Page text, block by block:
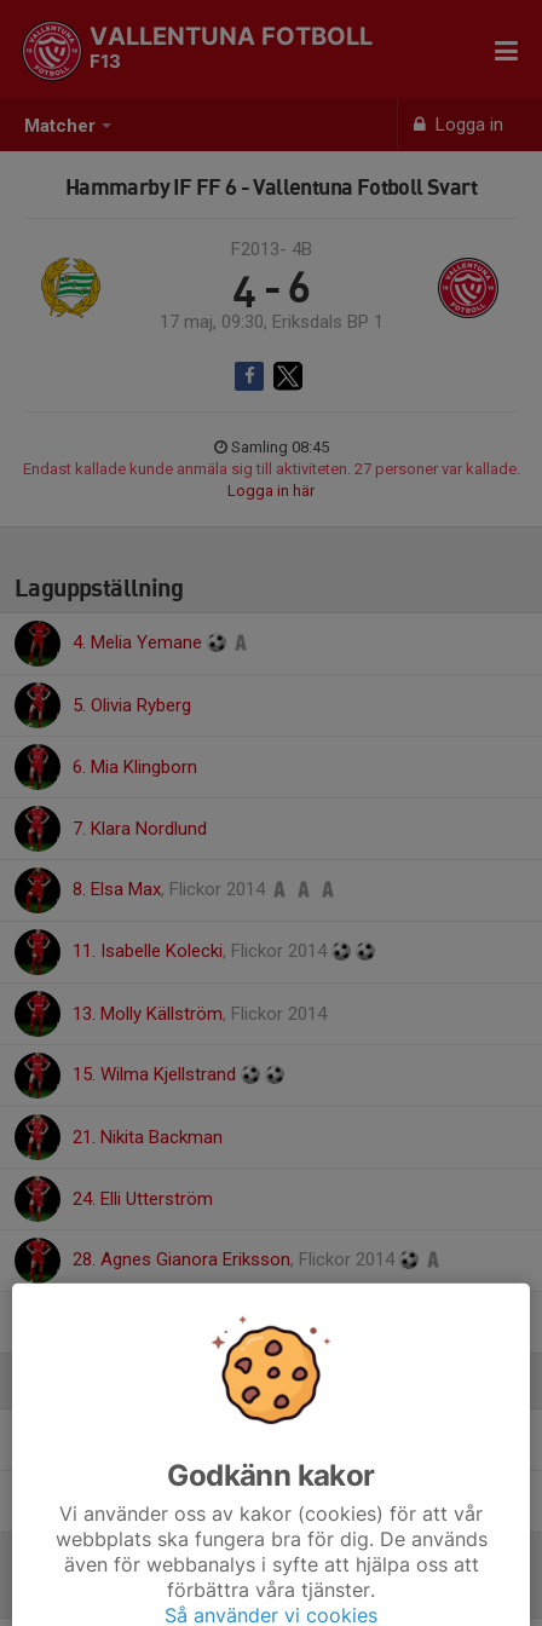
Matcher Logga in
VALLENTUNA FOTBOLL
F13
Hammarby IF FF 6 - Vallentuna Fotboll Svart
F2013- 4B
4 - 6
17 maj, 09:30, Eriksdals BP 1
Samling 08:45
Endast kallade kunde anmäla sig till aktiviteten. 27 personer var kallade.
Logga in här
Laguppställning
4. Melia Yemane
5. Olivia Ryberg
6. Mia Klingborn
7. Klara Nordlund
8. Elsa Max, Flickor 2014
11. Isabelle Kolecki, Flickor 2014
13. Molly Källström, Flickor 2014
15. Wilma Kjellstrand
21. Nikita Backman
24. Elli Utterström
28. Agnes Gianora Eriksson, Flickor 2014
Therese NordlundAssisterande tränare |
Materialansvarig
Godkänn kakor
Vi använder oss av kakor (cookies) för att vår
webbplats ska fungera bra för dig. De används
även för webbanalys i syfte att hjälpa oss att
förbättra våra tjänster.
Så använder vi cookies